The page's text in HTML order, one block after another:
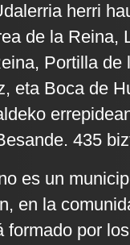
herri
de la Reina,
Portilla
eta Boca de
435
es un
en la
formado por